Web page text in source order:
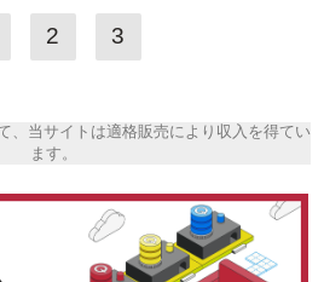
2 3
、当サイトは適格販売により収入を得てい
ます。